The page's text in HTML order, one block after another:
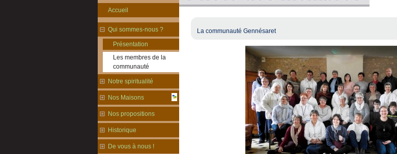
La communauté Gennésaret
Accueil
Qui sommes-nous ?
Présentation
Les membres de la
communauté
Notre spiritualité
Nos Maisons
Nos propositions
Historique
De vous à nous !